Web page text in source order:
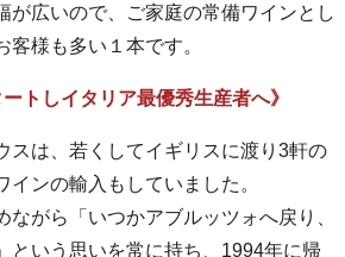
が広いので、ご家庭の常備ワインとし
様も多い１本です。
トしイタリア最優秀生産者へ》
スは、若くしてイギリスに渡り3軒の
インの輸入もしていました。
ながら「いつかアブルッツォへ戻り、
という思いを常に持ち、1994年に帰